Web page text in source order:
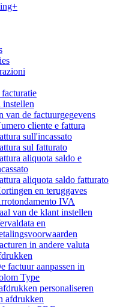
instellen
van de factuurgegevens
cliente e fattura
sull'incassato
sul fatturato
aliquota saldo e
aliquota saldo fatturato
en teruggaves
IVA
van de klant instellen
en
in andere valuta
factuur aanpassen in
Type
personaliseren
afdrukken